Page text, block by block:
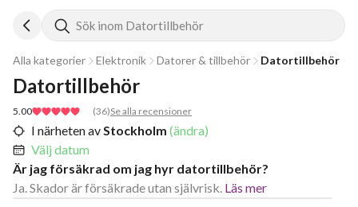
Sök inom Datortillbehör
Alla kategorier Elektronik Datorer & tillbehör Datortillbehör
5.00 (36)Se alla recensioner
Datortillbehör
I närheten avStockholm (ändra)
Välj datum
Är jag försäkrad om jag hyr datortillbehör?
Ja. Skador är försäkrade utan självrisk. Läs mer